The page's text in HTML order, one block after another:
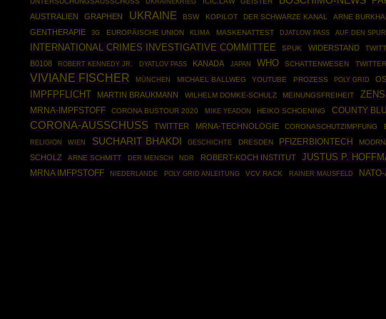
AUSTRALIEN GRAPHEN UKRAINE BSW KOPILOT DER SCHWARZE KANAL ARNE
GENTHERAPIE 3G EUROPÄISCHE UNION KLIMA MASKENATTEST DJATLOW PASS AUF DEN
INTERNATIONAL CRIMES INVESTIGATIVE COMMITTEE SPUK WIDERSTAND
B0108
ROBERT KENNEDY JR. DYATLOV PASS KANADA JAPAN WHO SCHATTENWESEN
VIVIANE FISCHER MÜNCHEN MICHAEL BALLWEG YOUTUBE PROZESS POLY GRID
IMPFPFLICHT MARTIN BRAUKMANN WILHELM DOMKE-SCHULZ MEINUNGSFREIHEIT
MRNA-IMPFSTOFF CORONA BUSTOUR 2020 MIKE YEADON HEIKO SCHOENING COUNTY
CORONA-AUSSCHUSS
TWITTER MRNA-TECHNOLOGIE CORONASCHUTZIMPFUNG
RELIGION WIEN SUCHARIT BHAKDI GESCHICHTE DRESDEN PFIZERBIONTECH
SCHOLZ
ARNE SCHMITT DER MENSCH NDR ROBERT-KOCH INSTITUT JUSTUS P.
MRNA IMFPSTOFF NIEDERLANDE POLY GRID ANLEITUNG VCV RACK RAINER MAUSFELD